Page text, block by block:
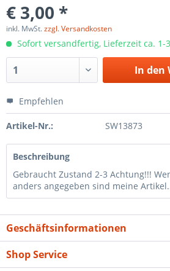
€ 3,00 *
inkl. MwSt.zzgl. Versandkosten
Sofort versandfertig, Lieferzeit ca. 1-
In den
Empfehlen
Artikel-Nr.: SW13873
Beschreibung
Gebraucht Zustand 2-3 Achtung!!!
anders angegeben sind meine
Geschäftsinformationen
Shop Service